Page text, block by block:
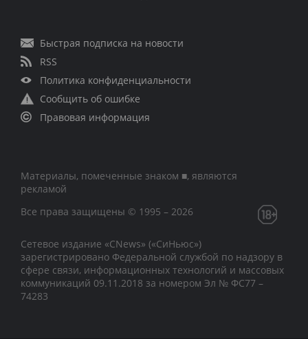
Быстрая подписка на новости
RSS
Политика конфиденциальности
Сообщить об ошибке
Правовая информация
Материалы, помеченные знаком ■, являются
рекламой
Все права защищены © 1995 – 2026
Сетевое издание «CNews» («СиНьюс»)
зарегистрировано Федеральной службой по надзору в
сфере связи, информационных технологий и массовых
коммуникаций 09.11.2018 за номером Эл № ФС77 –
74283